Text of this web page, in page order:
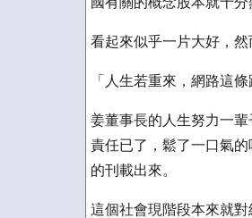
看起來似乎一片大好，然
「人生若重來，網路這
姜董事長的人生努力一
責任已了，鬆了一口氣
的刊載出來。
這個社會現階段本來就